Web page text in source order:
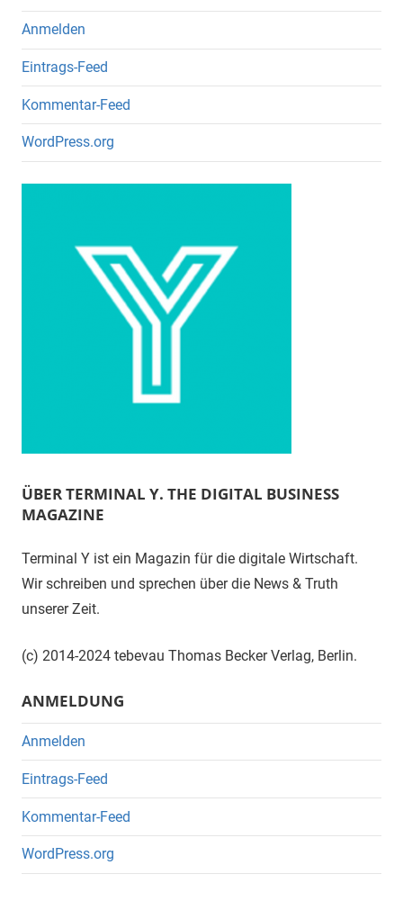
Anmelden
Eintrags-Feed
Kommentar-Feed
WordPress.org
ÜBER TERMINAL Y. THE DIGITAL BUSINESS
MAGAZINE
Terminal Y ist ein Magazin für die digitale Wirtschaft.
Wir schreiben und sprechen über die News & Truth
unserer Zeit.
(c) 2014-2024 tebevau Thomas Becker Verlag, Berlin.
ANMELDUNG
Anmelden
Eintrags-Feed
Kommentar-Feed
WordPress.org